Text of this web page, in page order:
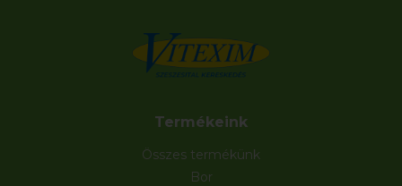
Termékeink
Összes termékünk
Bor